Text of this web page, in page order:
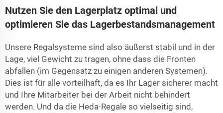
Nutzen Sie den Lagerplatz optimal und
optimieren Sie das Lagerbestandsmanagement
Unsere Regalsysteme sind also äußerst stabil und in der
Lage, viel Gewicht zu tragen, ohne dass die Fronten
abfallen (im Gegensatz zu einigen anderen Systemen).
Dies ist für alle vorteilhaft, da es Ihr Lager sicherer macht
und Ihre Mitarbeiter bei der Arbeit nicht behindert
werden. Und da die Heda-Regale so vielseitig sind,